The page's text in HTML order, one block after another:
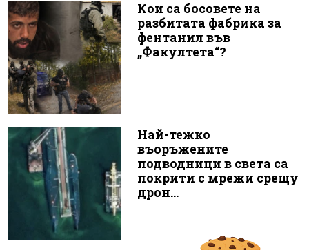
Кои са босовете на
разбитата фабрика за
фентанил във
„Факултета“?
Най-тежко
въоръжените
подводници в света са
покрити с мрежи срещу
дрон...